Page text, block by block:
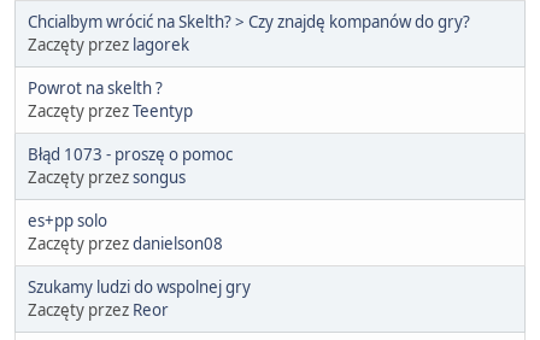
Chcialbym wrócić na Skelth? > Czy znajdę kompanów do gry?
Zaczęty przez lagorek
Powrot na skelth ?
Zaczęty przezTeentyp
Błąd 1073 - proszę o pomoc
Zaczęty przezsongus
es+pp solo
Zaczęty przezdanielson08
Szukamy ludzi do wspolnej gry
Zaczęty przez Reor